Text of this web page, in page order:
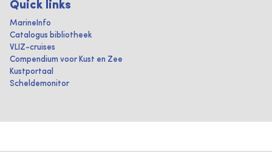
Quick links
MarineInfo
Catalogus bibliotheek
VLIZ-cruises
Compendium voor Kust en Zee
Kustportaal
Scheldemonitor